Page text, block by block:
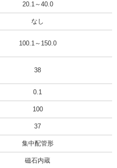
20.1～40.0
なし
100.1～150.0
38
0.1
100
37
集中配管形
磁石内蔵